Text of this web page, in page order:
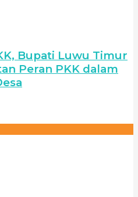
Bupati Luwu Timur
Peran PKK dalam